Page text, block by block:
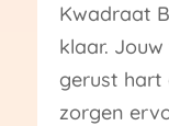
Kwadraat
klaar.
gerust hart
zorgen